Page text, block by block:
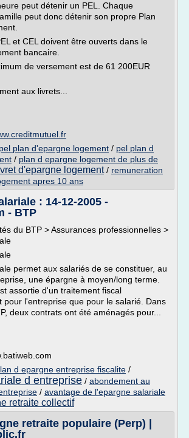
peut détenir un PEL. Chaque
peut donc détenir son propre Plan
et CEL doivent être ouverts dans le
bancaire.
de versement est de 61 200EUR
aux livrets...
pel plan d'epargne logement / pel plan d
/ plan d epargne logement de plus de
d'epargne logement/ remuneration
apres 10 ans
: 14-12-2005 -
- BTP
du BTP > Assurances professionnelles >
permet aux salariés de se constituer, au
une épargne à moyen/long terme.
assortie d'un traitement fiscal
pour l'entreprise que pour le salarié. Dans
deux contrats ont été aménagés pour...
d epargne entreprise fiscalite /
d entreprise / abondement au
/ avantage de l'epargne salariale
retraite collectif
retraite populaire (Perp) |